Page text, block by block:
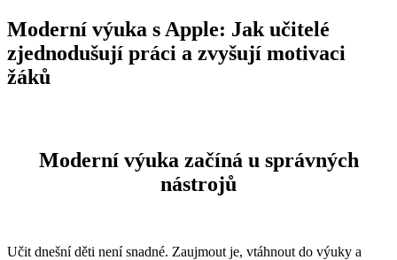
Moderní výuka s Apple: Jak učitelé
zjednodušují práci a zvyšují motivaci
žáků
Moderní výuka začíná u správných
nástrojů
Učit dnešní děti není snadné. Zaujmout je, vtáhnout do výuky a